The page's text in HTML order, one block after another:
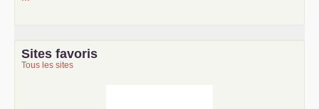
Sites favoris
Tous les sites